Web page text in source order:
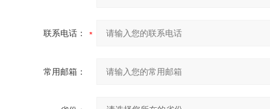
联系电话：
常用邮箱：